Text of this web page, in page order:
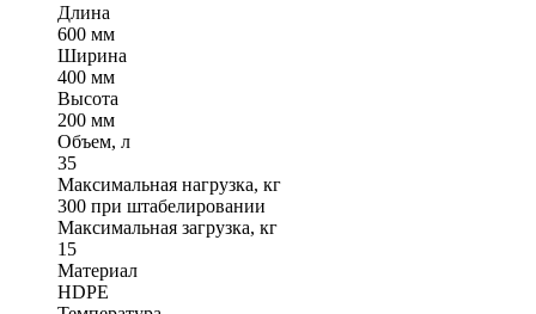
Длина
600 мм
Ширина
400 мм
Высота
200 мм
Объем, л
35
Максимальная нагрузка, кг
300 при штабелировании
Максимальная загрузка, кг
15
Материал
HDPE